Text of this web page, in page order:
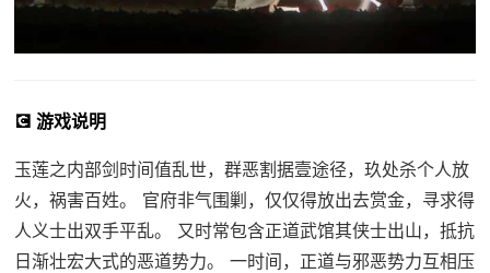
💽 游戏说明
玉莲之内部剑时间值乱世，群恶割据壹途径，玖处杀个人放
火，祸害百姓。 官府非气围剿，仅仅得放出去赏金，寻求得
人义士出双手平乱。 又时常包含正道武馆其侠士出山，抵抗
日渐壮宏大式的恶道势力。 一时间，正道与邪恶势力互相压